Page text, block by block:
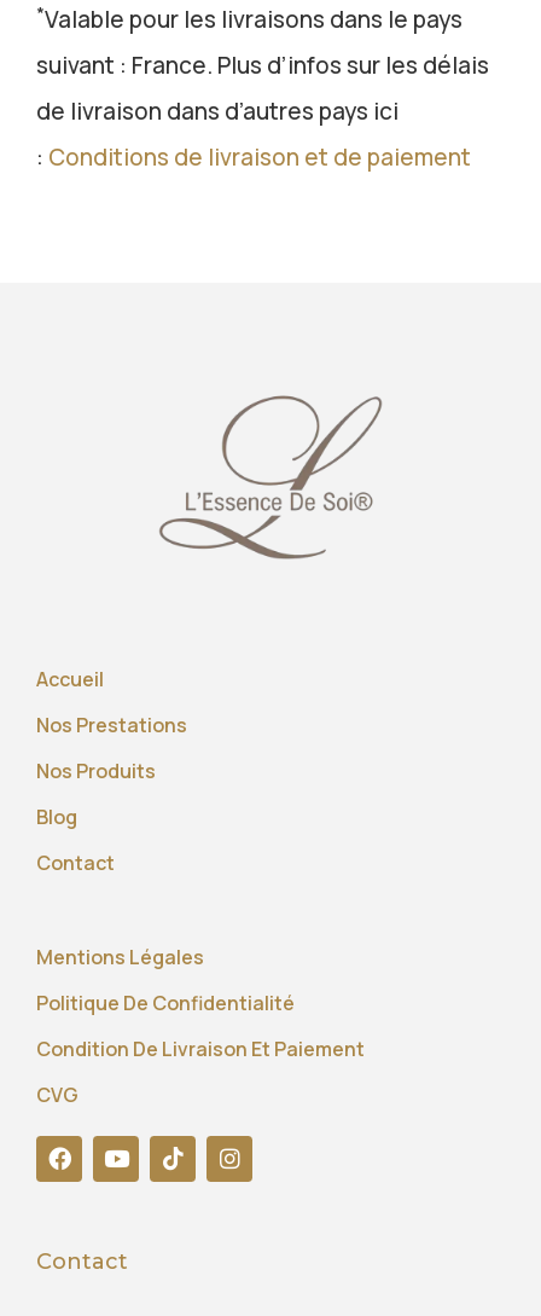
*Valable pour les livraisons dans le pays
suivant : France. Plus d’infos sur les délais
de livraison dans d’autres pays ici
: Conditions de livraison et de paiement
Accueil
Nos Prestations
Nos Produits
Blog
Contact
Mentions Légales
Politique De Confidentialité
Condition De Livraison Et Paiement
CVG
Contact